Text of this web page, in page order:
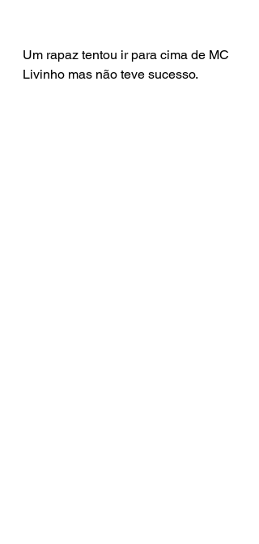
Um rapaz tentou ir para cima de MC
Livinho mas não teve sucesso.